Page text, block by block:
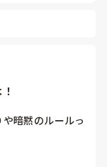
暗黙のルールっ